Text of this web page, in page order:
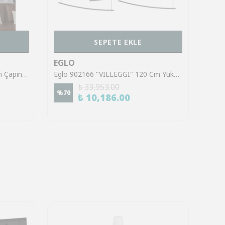
Eglo 900161 "SABINAR" 18 Cm Çapında Çelik, Ahşap Siyah, Kahverengi Sarkıt Avize
SEPETE EKLE
EGLO
Eglo 902166 "VILLEGGI" 120 Cm Yüksekliğinde Alüminyum Çelik Sarkıt Avize
%70
₺ 33,953.00
₺ 10,186.00